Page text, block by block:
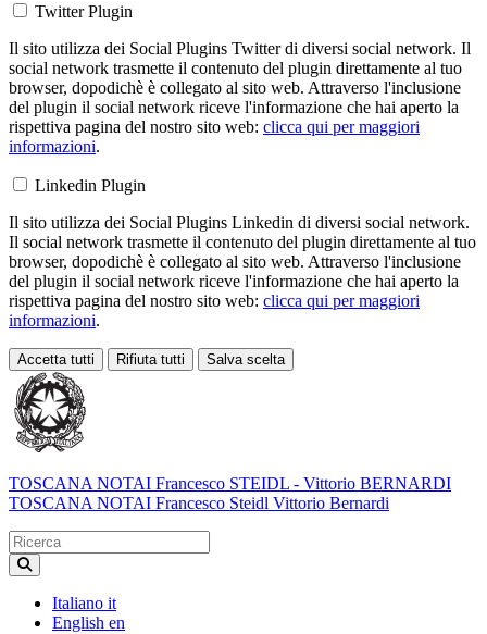
Twitter Plugin
Il sito utilizza dei Social Plugins Twitter di diversi social network. Il
social network trasmette il contenuto del plugin direttamente al tuo
browser, dopodichè è collegato al sito web. Attraverso l'inclusione
del plugin il social network riceve l'informazione che hai aperto la
rispettiva pagina del nostro sito web: clicca qui per maggiori
informazioni.
Linkedin Plugin
Il sito utilizza dei Social Plugins Linkedin di diversi social network.
Il social network trasmette il contenuto del plugin direttamente al tuo
browser, dopodichè è collegato al sito web. Attraverso l'inclusione
del plugin il social network riceve l'informazione che hai aperto la
rispettiva pagina del nostro sito web: clicca qui per maggiori
informazioni.
Accetta tutti Rifiuta tutti Salva scelta
Loading...
TOSCANA NOTAI Francesco STEIDL - Vittorio BERNARDI
TOSCANA NOTAI Francesco Steidl Vittorio Bernardi
Italiano it
English en